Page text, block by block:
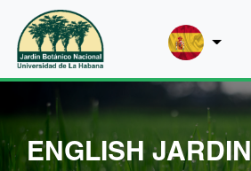
contenido
ENGLISH JARDIN